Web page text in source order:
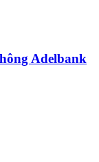
Adelbank